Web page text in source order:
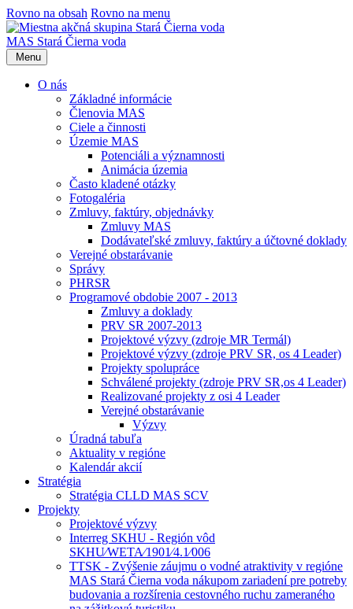
Rovno na obsah Rovno na menu
MAS Stará Čierna voda
Menu
O nás
Základné informácie
Členovia MAS
Ciele a činnosti
Územie MAS
Potenciáli a významnosti
Animácia územia
Často kladené otázky
Fotogaléria
Zmluvy, faktúry, objednávky
Zmluvy MAS
Dodávateľské zmluvy, faktúry a účtovné doklady
Verejné obstarávanie
Správy
PHRSR
Programové obdobie 2007 - 2013
Zmluvy a doklady
PRV SR 2007-2013
Projektové výzvy (zdroje MR Termál)
Projektové výzvy (zdroje PRV SR, os 4 Leader)
Projekty spolupráce
Schválené projekty (zdroje PRV SR,os 4 Leader)
Realizované projekty z osi 4 Leader
Verejné obstarávanie
Výzvy
Úradná tabuľa
Aktuality v regióne
Kalendár akcií
Stratégia
Stratégia CLLD MAS SCV
Projekty
Projektové výzvy
Interreg SKHU - Región vôd
SKHU⁄WETA⁄1901⁄4.1⁄006
TTSK - Zvýšenie záujmu o vodné atraktivity v regióne
MAS Stará Čierna voda nákupom zariadení pre potreby
budovania a rozšírenia cestovného ruchu zameraného